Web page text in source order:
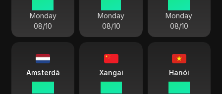
Monday
08/10
Monday
08/10
Monday
08/10
Amsterdã Xangai Hanói